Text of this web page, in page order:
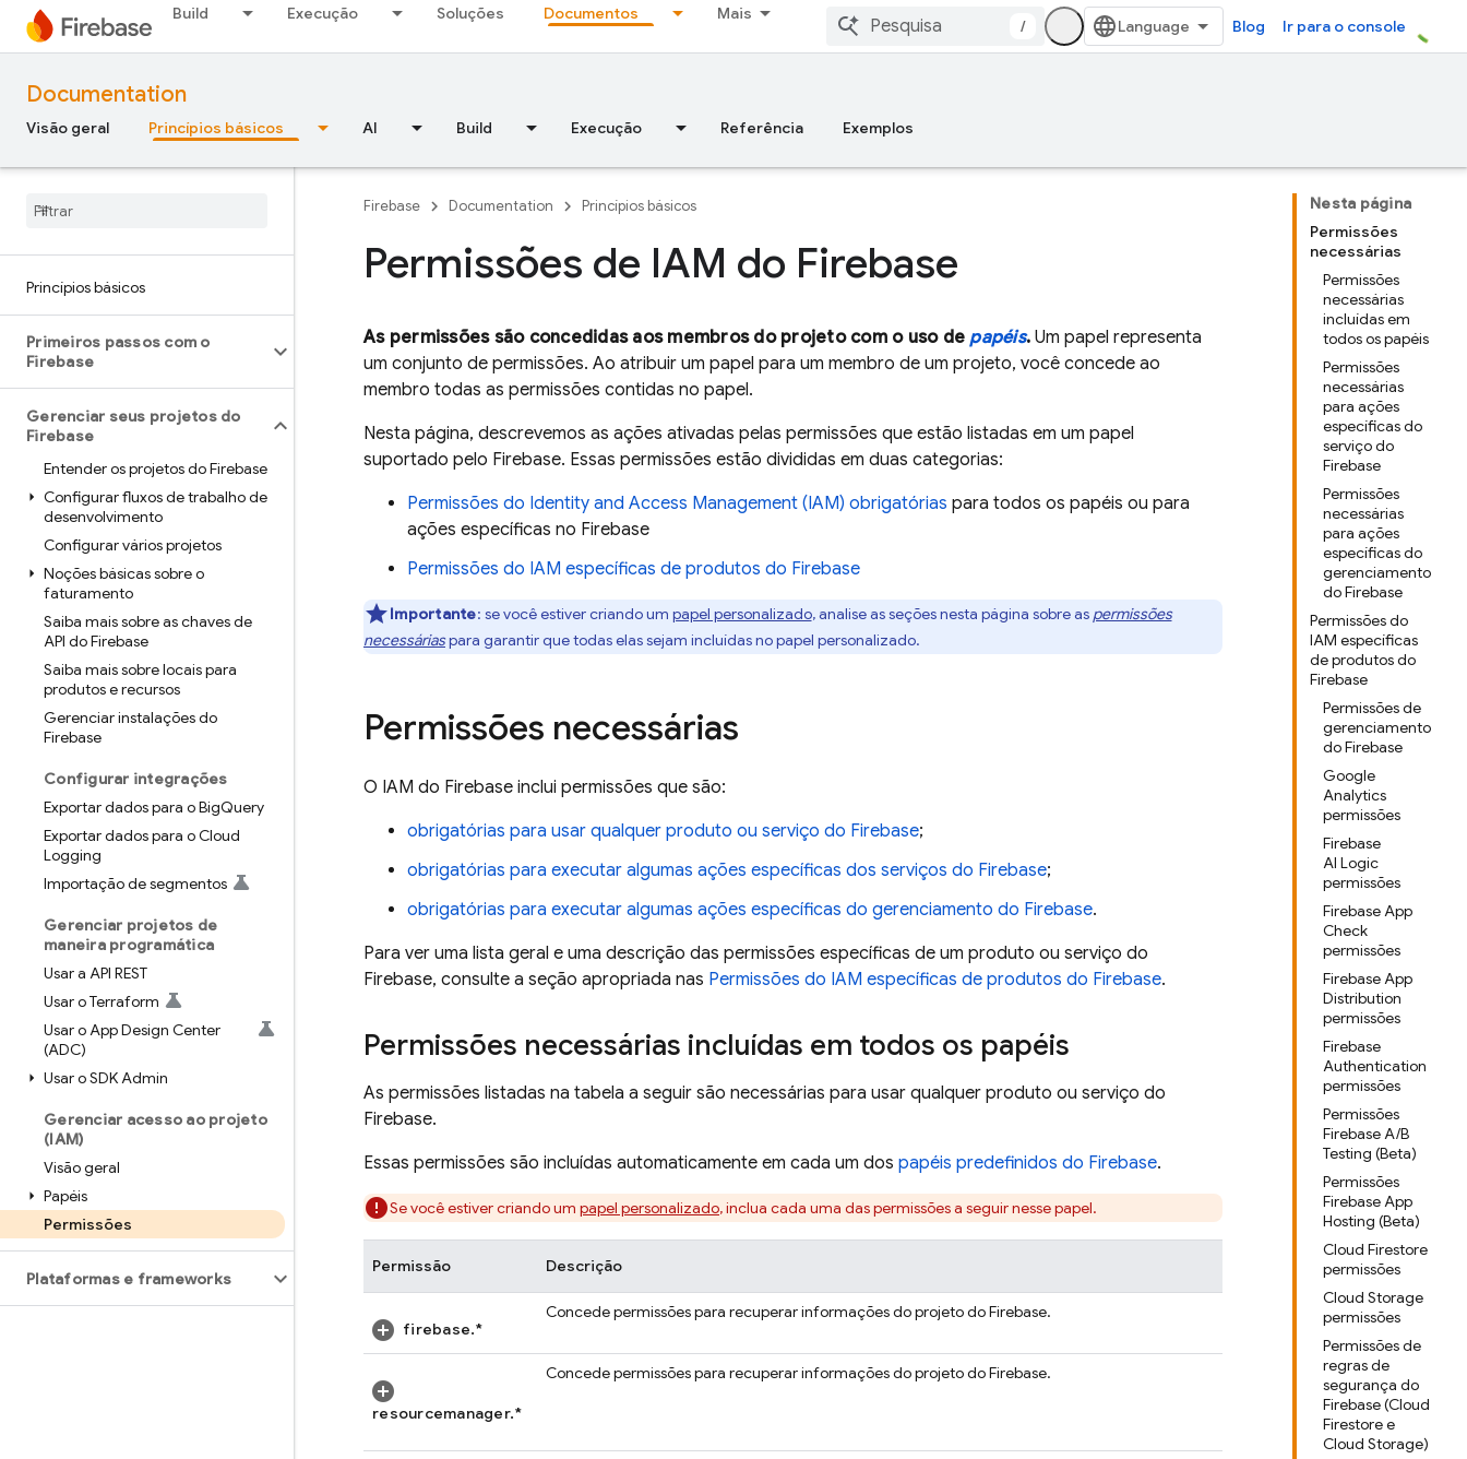
Build Execução Soluções Documentos Mais
/ Blog Ir para o console
Documentation
Visão geral Princípios básicos AI Build Execução Referência Exemplos
Princípios básicos
Primeiros passos com o
Firebase
Gerenciar seus projetos do
Firebase
Entender os projetos do Firebase
Configurar fluxos de trabalho de
desenvolvimento
Configurar vários projetos
Noções básicas sobre o
faturamento
Saiba mais sobre as chaves de
API do Firebase
Saiba mais sobre locais para
produtos e recursos
Gerenciar instalações do
Firebase
Configurar integrações
Exportar dados para o BigQuery
Exportar dados para o Cloud
Logging
Importação de segmentos
Gerenciar projetos de
maneira programática
Usar a API REST
Usar o Terraform
Usar o App Design Center
(ADC)
Usar o SDK Admin
Gerenciar acesso ao projeto
(IAM)
Visão geral
Papéis
Permissões
Plataformas e frameworks
Nesta página
Permissões
necessárias
Permissões
necessárias
incluídas em
todos os papéis
Permissões
necessárias
para ações
específicas do
serviço do
Firebase
Permissões
necessárias
para ações
específicas do
gerenciamento
do Firebase
Permissões do
IAM específicas
de produtos do
Firebase
Permissões de
gerenciamento
do Firebase
Google
Analytics
permissões
Firebase
AI Logic
permissões
Firebase App
Check
permissões
Firebase App
Distribution
permissões
Firebase
Authentication
permissões
Permissões
Firebase A/B
Testing (Beta)
Permissões
Firebase App
Hosting (Beta)
Cloud Firestore
permissões
Cloud Storage
permissões
Permissões de
regras de
segurança do
Firebase (Cloud
Firestore e
Cloud Storage)
Firebase Documentation Princípios básicos
Permissões de IAM do Firebase
As permissões são concedidas aos membros do projeto com o uso depapéis. Um papel representa
um conjunto de permissões. Ao atribuir um papel para um membro de um projeto, você concede ao
membro todas as permissões contidas no papel.
Nesta página, descrevemos as ações ativadas pelas permissões que estão listadas em um papel
suportado pelo Firebase. Essas permissões estão divididas em duas categorias:
Permissões do Identity and Access Management (IAM) obrigatórias para todos os papéis ou para
ações específicas no Firebase
Permissões do IAM específicas de produtos do Firebase
Importante: se você estiver criando um papel personalizado, analise as seções nesta página sobre as permissões
necessáriaspara garantir que todas elas sejam incluídas no papel personalizado.
Permissões necessárias
O IAM do Firebase inclui permissões que são:
obrigatórias para usar qualquer produto ou serviço do Firebase;
obrigatórias para executar algumas ações específicas dos serviços do Firebase;
obrigatórias para executar algumas ações específicas do gerenciamento do Firebase.
Para ver uma lista geral e uma descrição das permissões específicas de um produto ou serviço do
Firebase, consulte a seção apropriada nas Permissões do IAM específicas de produtos do Firebase.
Permissões necessárias incluídas em todos os papéis
As permissões listadas na tabela a seguir são necessárias para usar qualquer produto ou serviço do
Firebase.
Essas permissões são incluídas automaticamente em cada um dos papéis predefinidos do Firebase.
Se você estiver criando um papel personalizado, inclua cada uma das permissões a seguir nesse papel.
Permissão Descrição
firebase.*
Concede permissões para recuperar informações do projeto do Firebase.
resourcemanager.*
Concede permissões para recuperar informações do projeto do Firebase.